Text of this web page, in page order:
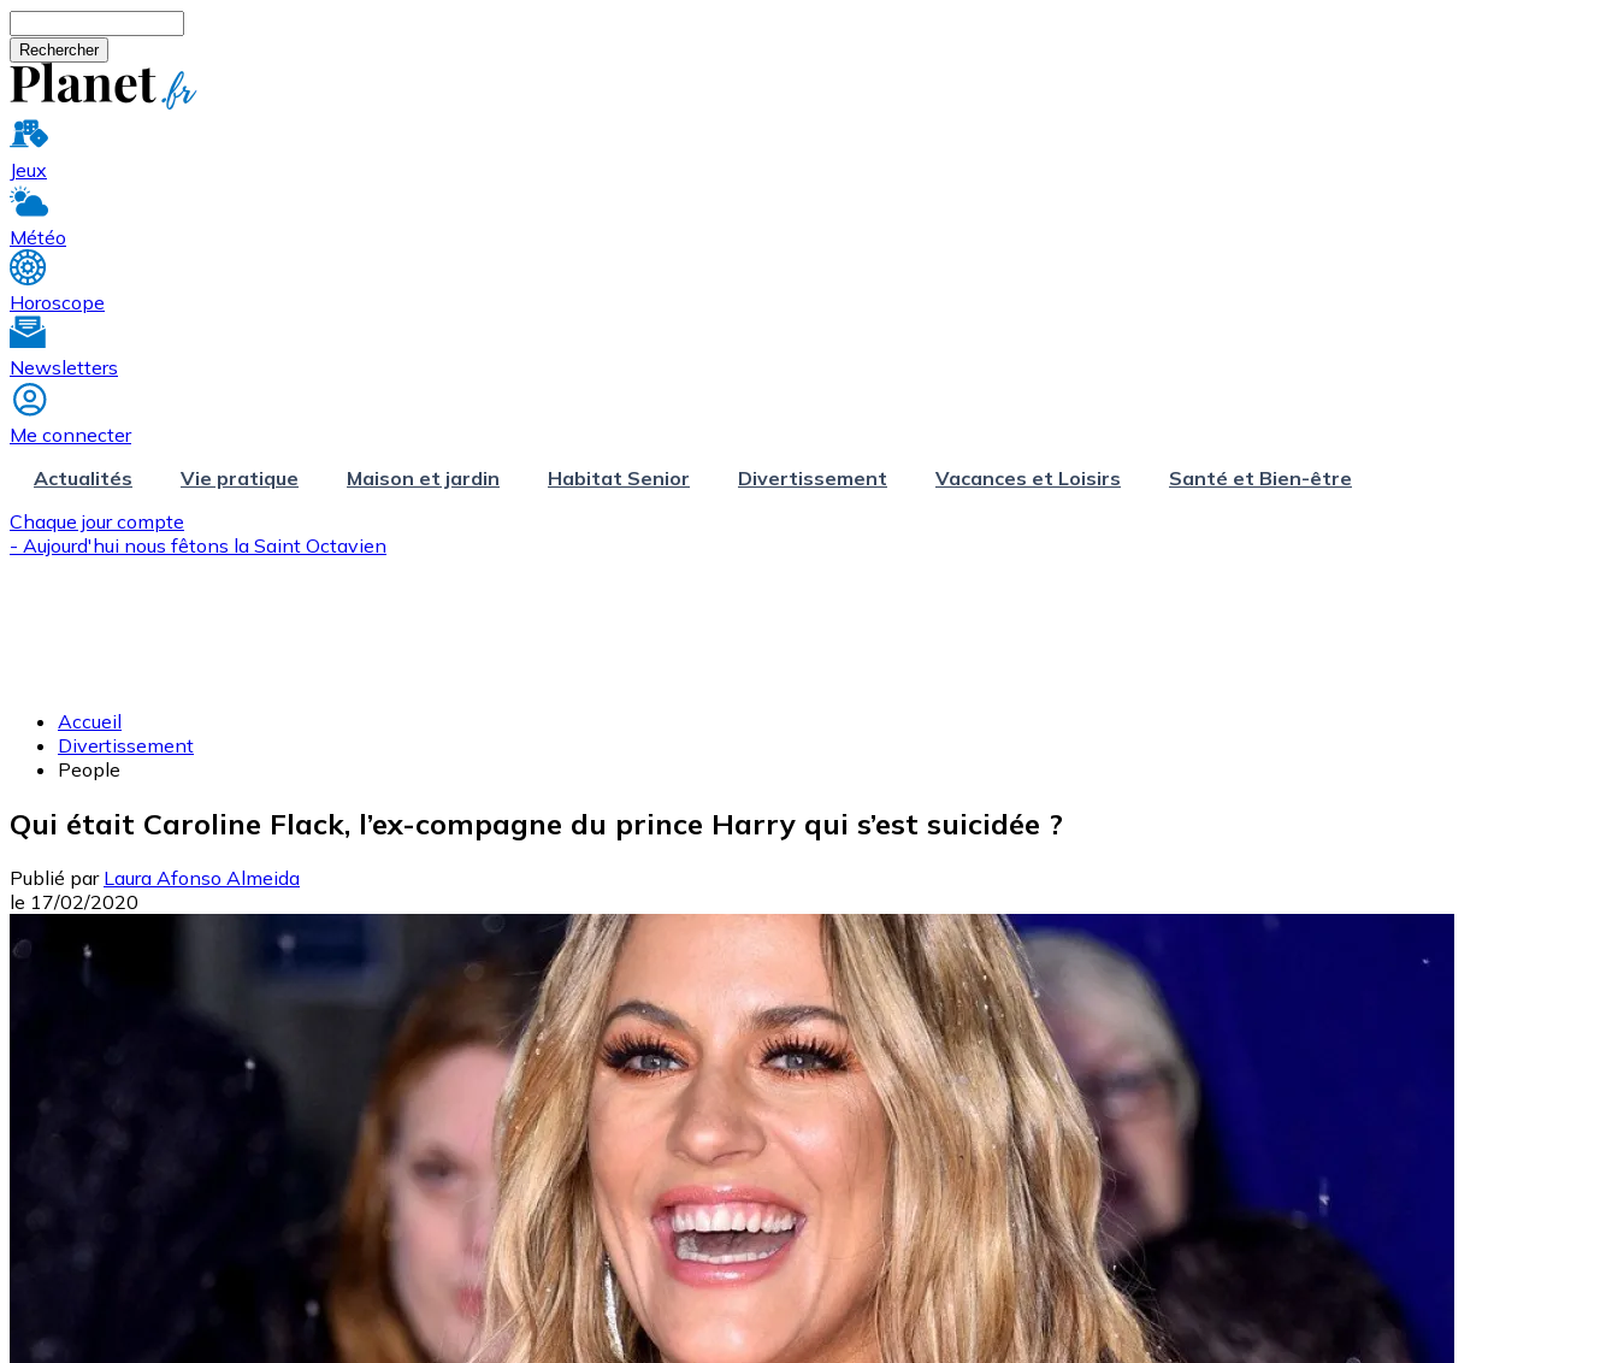
Jeux
Météo
Horoscope
Newsletters
Me connecter
Actualités
Vie pratique Maison et jardin Habitat Senior Divertissement Vacances et Loisirs
Santé et Bien-être
Chaque jour compte
- Aujourd'hui nous fêtons la Saint Octavien
Accueil
Divertissement
People
Qui était Caroline Flack, l’ex-compagne du prince Harry qui s’est suicidée ?
Publié par Laura Afonso Almeida
le 17/02/2020